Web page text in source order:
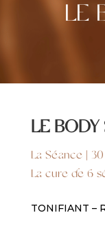
LE
LE BODY
La Séance |
La cure de 6
TONIFIANT –